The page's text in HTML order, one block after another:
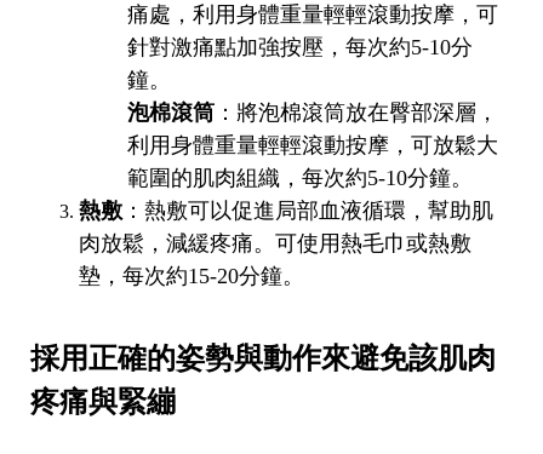
痛處，利用身體重量輕輕滾動按摩，可
針對激痛點加強按壓，每次約5-10分
鐘。
泡棉滾筒 ：將泡棉滾筒放在臀部深層，
利用身體重量輕輕滾動按摩，可放鬆大
範圍的肌肉組織，每次約5-10分鐘。
熱敷 ：熱敷可以促進局部血液循環，幫助肌
肉放鬆，減緩疼痛。可使用熱毛巾或熱敷
墊，每次約15-20分鐘。
採用正確的姿勢與動作來避免該肌肉
疼痛與緊繃